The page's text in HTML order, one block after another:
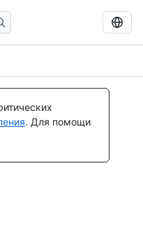
. Для помощи